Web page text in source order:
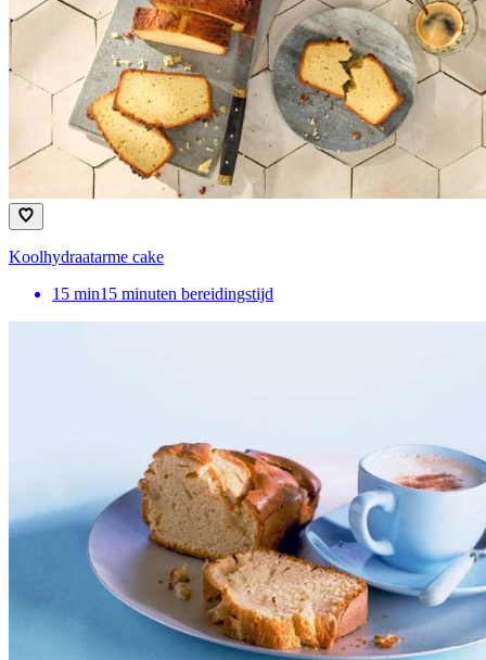
Koolhydraatarme cake
15 min15 minuten bereidingstijd